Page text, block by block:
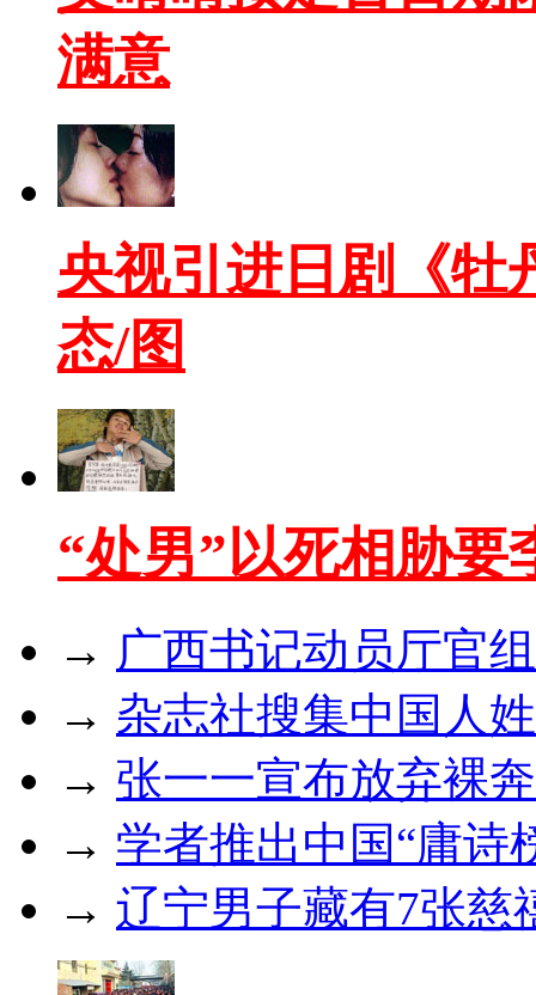
满意
央视引进日剧《牡
态/图
“处男”以死相胁要
→ 广西书记动员厅官
→ 杂志社搜集中国人
→ 张一一宣布放弃裸
→ 学者推出中国“庸诗
→ 辽宁男子藏有7张慈